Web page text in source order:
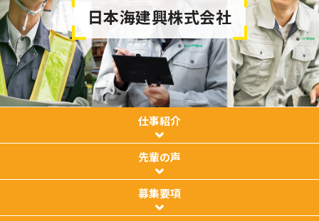
日本海建興株式会社
仕事紹介
先輩の声
募集要項